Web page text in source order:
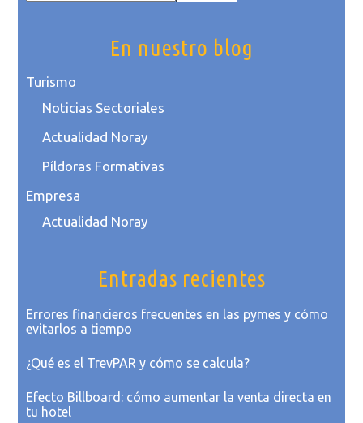
En nuestro blog
Turismo
Noticias Sectoriales
Actualidad Noray
Píldoras Formativas
Empresa
Actualidad Noray
Entradas recientes
Errores financieros frecuentes en las pymes y cómo
evitarlos a tiempo
¿Qué es el TrevPAR y cómo se calcula?
Efecto Billboard: cómo aumentar la venta directa en
tu hotel